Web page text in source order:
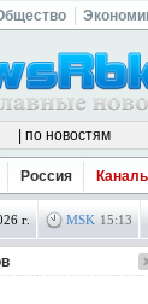
Россия
г. MSK 15:13